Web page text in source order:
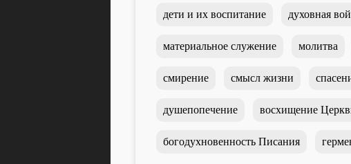
дети и их воспитание духовная
материальное служение молитва
смирение смысл жизни
душепопечение восхищение
богодухновенность Писания